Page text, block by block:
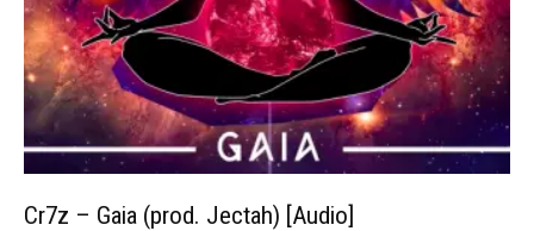
Cr7z – Gaia (prod. Jectah) [Audio]